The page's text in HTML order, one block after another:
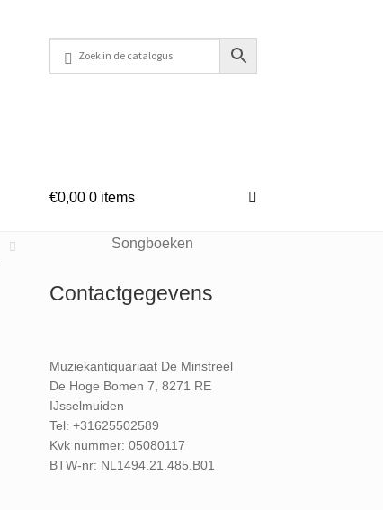
€0,00 0 items
Songboeken
Contactgegevens
Muziekantiquariaat De Minstreel
De Hoge Bomen 7, 8271 RE
IJsselmuiden
Tel: +31625502589
Kvk nummer: 05080117
BTW-nr: NL1494.21.485.B01